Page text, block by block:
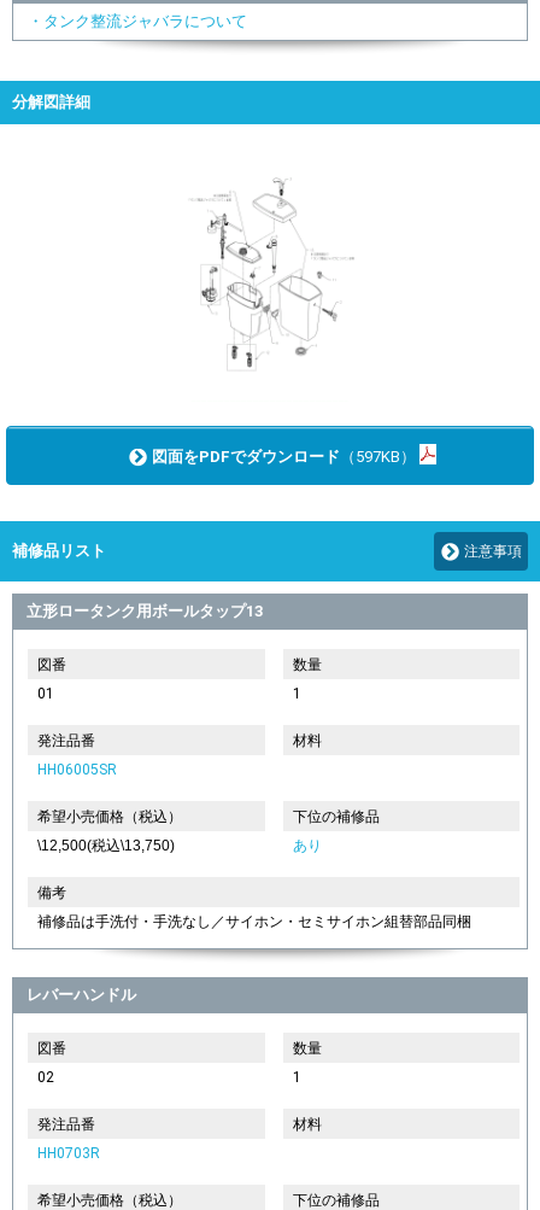
・タンク整流ジャバラについて
分解図詳細
図面をPDFでダウンロード （597KB）
補修品リスト 注意事項
立形ロータンク用ボールタップ13
図番
01
数量
1
発注品番
HH06005SR
材料
希望小売価格（税込）
\12,500(税込\13,750)
下位の補修品
あり
備考
補修品は手洗付・手洗なし／サイホン・セミサイホン組替部品同梱
レバーハンドル
図番
02
数量
1
発注品番
HH0703R
材料
希望小売価格（税込）
下位の補修品